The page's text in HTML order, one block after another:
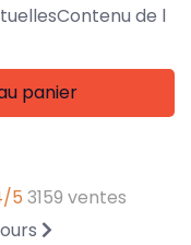
de l
panier
5 3159 ventes